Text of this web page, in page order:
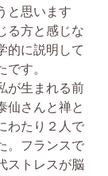
と思います
る方と感じな
的に説明して
す。
が生まれる前
仙さんと禅と
わたり２人で
。フランスで
ストレスが脳